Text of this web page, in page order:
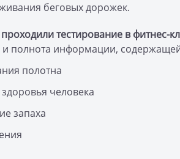
беговых дорожек.
тестирование в фитнес-
и полнота информации,
полотна
человека
запаха